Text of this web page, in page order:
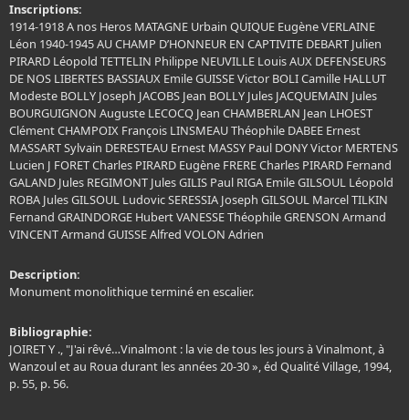
Inscriptions:
1914-1918 A nos Heros MATAGNE Urbain QUIQUE Eugène VERLAINE
Léon 1940-1945 AU CHAMP D’HONNEUR EN CAPTIVITE DEBART Julien
PIRARD Léopold TETTELIN Philippe NEUVILLE Louis AUX DEFENSEURS
DE NOS LIBERTES BASSIAUX Emile GUISSE Victor BOLI Camille HALLUT
Modeste BOLLY Joseph JACOBS Jean BOLLY Jules JACQUEMAIN Jules
BOURGUIGNON Auguste LECOCQ Jean CHAMBERLAN Jean LHOEST
Clément CHAMPOIX François LINSMEAU Théophile DABEE Ernest
MASSART Sylvain DERESTEAU Ernest MASSY Paul DONY Victor MERTENS
Lucien J FORET Charles PIRARD Eugène FRERE Charles PIRARD Fernand
GALAND Jules REGIMONT Jules GILIS Paul RIGA Emile GILSOUL Léopold
ROBA Jules GILSOUL Ludovic SERESSIA Joseph GILSOUL Marcel TILKIN
Fernand GRAINDORGE Hubert VANESSE Théophile GRENSON Armand
VINCENT Armand GUISSE Alfred VOLON Adrien
Description:
Monument monolithique terminé en escalier.
Bibliographie:
JOIRET Y ., "J'ai rêvé…Vinalmont : la vie de tous les jours à Vinalmont, à
Wanzoul et au Roua durant les années 20-30 », éd Qualité Village, 1994,
p. 55, p. 56.